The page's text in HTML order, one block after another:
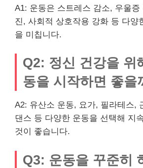
A1: 운동은 스트레스 감소, 우울증
진, 사회적 상호작용 강화 등 다양
을 미칩니다.
Q2: 정신 건강을 위
동을 시작하면 좋을
A2: 유산소 운동, 요가, 필라테스,
댄스 등 다양한 운동을 선택해 지
것이 좋습니다.
Q3: 운동을 꾸준히